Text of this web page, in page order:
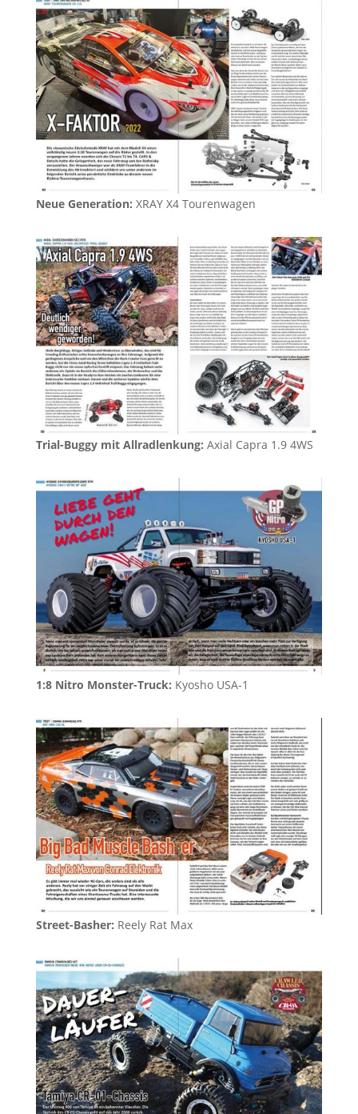
Neue Generation: XRAY X4 Tourenwagen
Trial-Buggy mit Allradlenkung: Axial Capra 1.9 4WS
1:8 Nitro Monster-Truck: Kyosho USA-1
Street-Basher: Reely Rat Max